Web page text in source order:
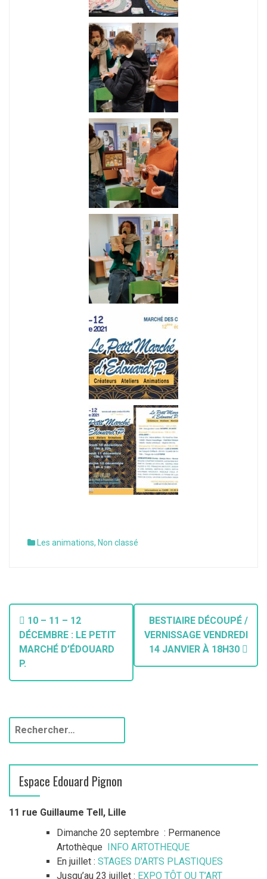
Les animations, Non classé
10 – 11 – 12
DÉCEMBRE : LE PETIT
MARCHÉ D’ÉDOUARD
P.
BESTIAIRE DÉCOUPÉ /
VERNISSAGE VENDREDI
14 JANVIER À 18H30
Espace Edouard Pignon
11 rue Guillaume Tell, Lille
Dimanche 20 septembre : Permanence
Artothèque INFO ARTOTHEQUE
En juillet : STAGES D’ARTS PLASTIQUES
Jusqu’au 23 juillet : EXPO TÔT OU T’ART